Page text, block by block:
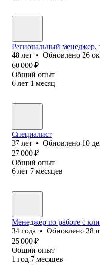
Региональный менеджер,
48 лет • Обновлено 26
60 000 ₽
Общий опыт
6 лет 1 месяц
Специалист
37 лет • Обновлено 10
27 000 ₽
Общий опыт
6 лет 7 месяцев
Менеджер по работе с
34 года • Обновлено 28
25 000 ₽
Общий опыт
1 год 7 месяцев